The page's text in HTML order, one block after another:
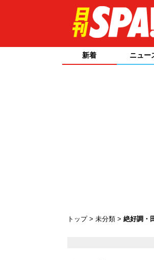
新着 ニュー
トップ 未分類
絶好調・